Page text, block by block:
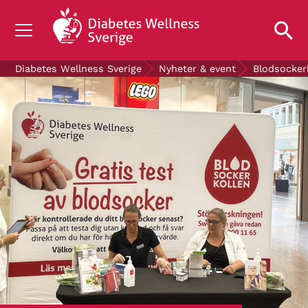
OM DIABETES
STÖD OSS
FORSKNING
NYHETER & EVENT
OM OSS
GRATIS DIABETESPRODUKTER
Blodsockerkollen
Diabetes Wellness Sverige Nyheter & event